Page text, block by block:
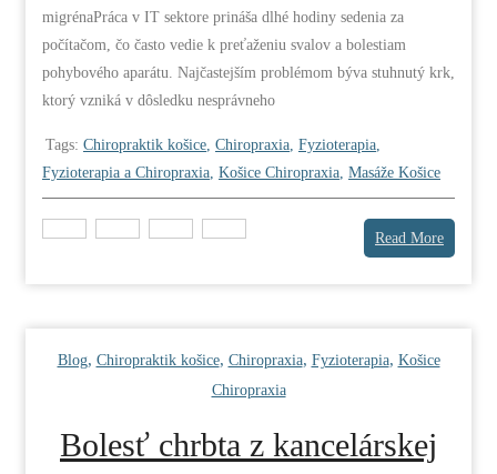
migrénaPráca v IT sektore prináša dlhé hodiny sedenia za
počítačom, čo často vedie k preťaženiu svalov a bolestiam
pohybového aparátu. Najčastejším problémom býva stuhnutý krk,
ktorý vzniká v dôsledku nesprávneho
Tags: Chiropraktik košice Chiropraxia Fyzioterapia
Fyzioterapia a Chiropraxia Košice Chiropraxia Masáže Košice
Read More
Blog, Chiropraktik košice, Chiropraxia, Fyzioterapia, Košice
Chiropraxia
Bolesť chrbta z kancelárskej